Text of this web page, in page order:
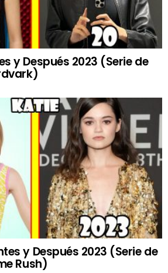
y Después 2023 (Serie de
y Después 2023 (Serie de
Rush)